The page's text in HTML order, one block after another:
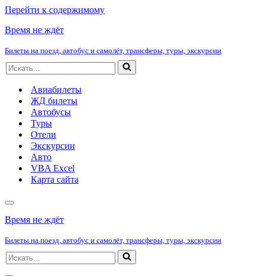
Перейти к содержимому
Время не ждёт
Билеты на поезд, автобус и самолёт, трансферы, туры, экскурсии
Искать...
Авиабилеты
ЖД билеты
Автобусы
Туры
Отели
Экскурсии
Авто
VBA Excel
Карта сайта
Меню
навигации
Время не ждёт
Билеты на поезд, автобус и самолёт, трансферы, туры, экскурсии
Искать...